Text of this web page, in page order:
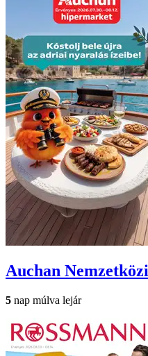
Auchan
5 nap múlva lejár